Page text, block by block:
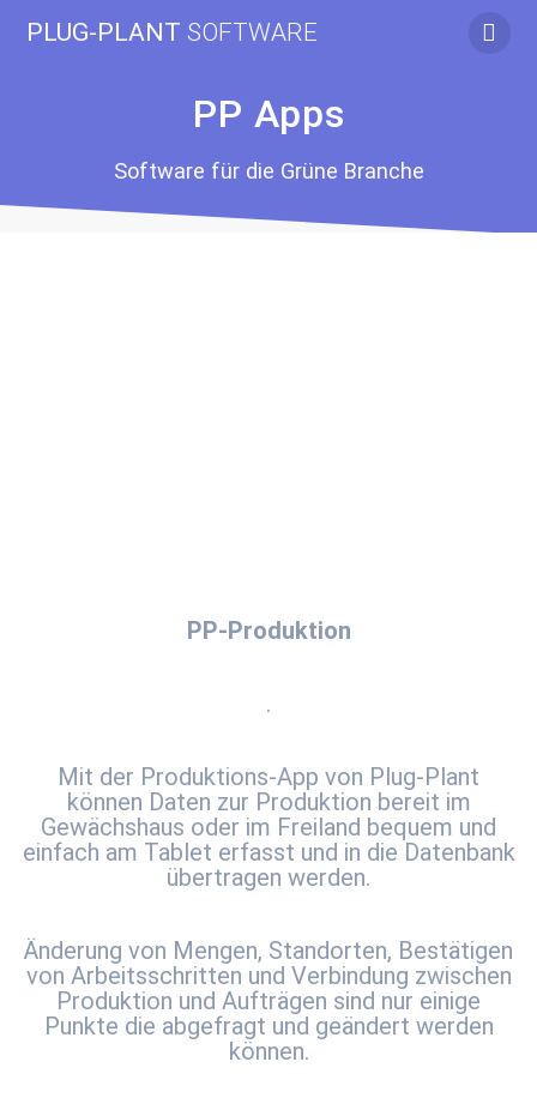
Inhalt
PLUG-PLANT SOFTWARE
PP Apps
Software für die Grüne Branche
PP-Produktion
.
Mit der Produktions-App von Plug-Plant
können Daten zur Produktion bereit im
Gewächshaus oder im Freiland bequem und
einfach am Tablet erfasst und in die Datenbank
übertragen werden.
Änderung von Mengen, Standorten, Bestätigen
von Arbeitsschritten und Verbindung zwischen
Produktion und Aufträgen sind nur einige
Punkte die abgefragt und geändert werden
können.